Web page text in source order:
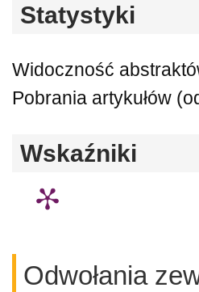
Statystyki
Widoczność
Pobrania artykułów
Wskaźniki
Odwołania